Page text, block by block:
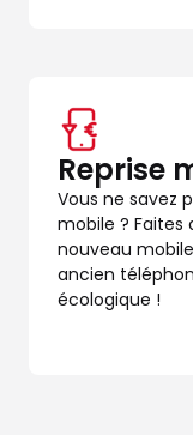
vous
Reprise
Vous ne savez
mobile ? Faites
nouveau
ancien
écologique !